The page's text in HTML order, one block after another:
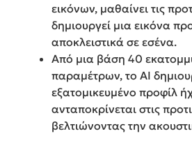
εικόνων, μαθαίνει τις
δημιουργεί μια εικόνα
αποκλειστικά σε εσένα.
Από μια βάση 40
παραμέτρων, το AI
εξατομικευμένο προφίλ
ανταποκρίνεται στις
βελτιώνοντας την